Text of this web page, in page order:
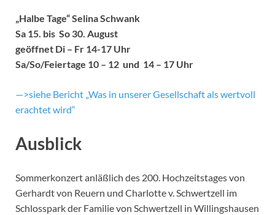
„Halbe Tage“ Selina Schwank
Sa 15. bis So 30. August
geöffnet Di – Fr 14-17 Uhr
Sa/So/Feiertage 10 – 12 und 14 – 17 Uhr
—>siehe Bericht „Was in unserer Gesellschaft als wertvoll
erachtet wird“
Ausblick
Sommerkonzert anläßlich des 200. Hochzeitstages von
Gerhardt von Reuern und Charlotte v. Schwertzell im
Schlosspark der Familie von Schwertzell in Willingshausen